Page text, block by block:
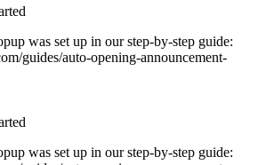
was set up in our step-by-step guide:
guides/auto-opening-announcement-
was set up in our step-by-step guide: